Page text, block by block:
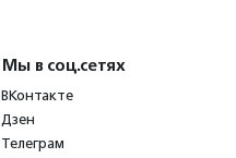
Мы в соц.сетях
ВКонтакте
Дзен
Телеграм